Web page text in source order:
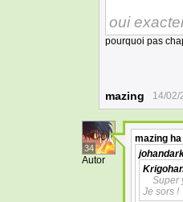
oui
pourquoi pas
mazing 14/02/
34
Autor
mazing
Super
Je sors !